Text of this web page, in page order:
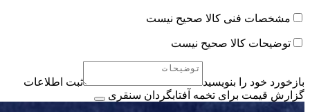
مشخصات فنی کالا صحیح نیست
توضیحات کالا صحیح نیست
بازخورد خود را بنویسید
ثبت اطلاعات
گزارش قیمت برای تخمه آفتابگردان سنقری